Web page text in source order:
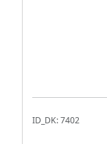
ID_DK: 7402